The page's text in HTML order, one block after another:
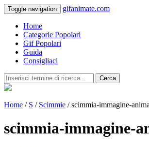
Toggle navigation gifanimate.com
Home
Categorie Popolari
Gif Popolari
Guida
Consigliaci
Cerca
Home / S / Scimmie / scimmia-immagine-
scimmia-immagine-